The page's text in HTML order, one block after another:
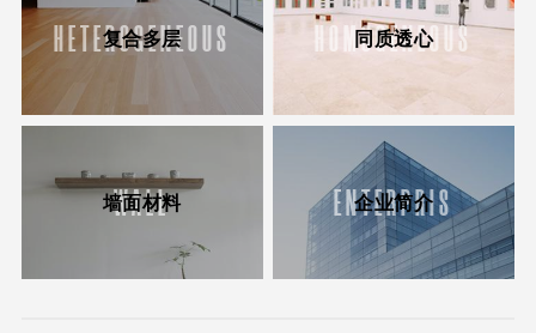
HETEROGENEOUS
复合多层 HOMOGENEOUS
同质透心
WALL
墙面材料 ENTERPRIS
企业简介